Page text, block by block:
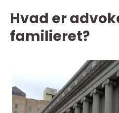
Hvad er
familieret?